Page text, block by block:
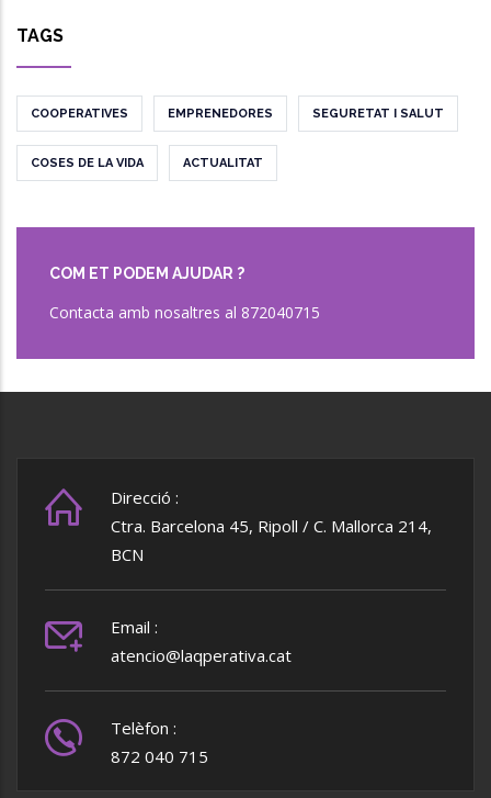
TAGS
COOPERATIVES EMPRENEDORES SEGURETAT I SALUT
COSES DE LA VIDA ACTUALITAT
COM ET PODEM AJUDAR ?
Contacta amb nosaltres al 872040715
Direcció :
Ctra. Barcelona 45, Ripoll / C. Mallorca 214,
BCN
Email :
atencio@laqperativa.cat
Telèfon :
872 040 715